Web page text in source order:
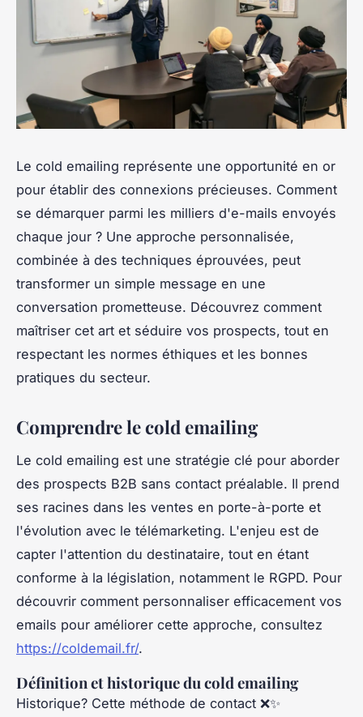
Le cold emailing représente une opportunité en or
pour établir des connexions précieuses. Comment
se démarquer parmi les milliers d'e-mails envoyés
chaque jour ? Une approche personnalisée,
combinée à des techniques éprouvées, peut
transformer un simple message en une
conversation prometteuse. Découvrez comment
maîtriser cet art et séduire vos prospects, tout en
respectant les normes éthiques et les bonnes
pratiques du secteur.
Comprendre le cold emailing
Le cold emailing est une stratégie clé pour aborder
des prospects B2B sans contact préalable. Il prend
ses racines dans les ventes en porte-à-porte et
l'évolution avec le télémarketing. L'enjeu est de
capter l'attention du destinataire, tout en étant
conforme à la législation, notamment le RGPD. Pour
découvrir comment personnaliser efficacement vos
emails pour améliorer cette approche, consultez
https://coldemail.fr/.
Définition et historique du cold emailing
Historique? Cette méthode de contact ❌✨